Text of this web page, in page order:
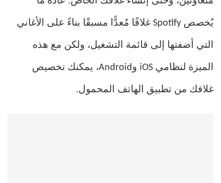
يُخصص Spotify غلافًا مُعدًّا مسبقًا بناءً على الأغاني
التي أضفتها إلى قائمة التشغيل، ولكن مع هذه
الميزة لنظامي iOS وAndroid، يمكنك تخصيص
غلافك من تطبيق الهاتف المحمول.